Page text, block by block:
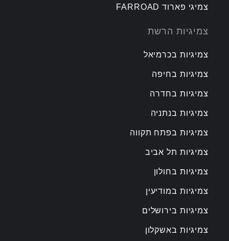
צמיגי פארוד FARROAD
צמיגיות הרשת
צמיגיות בכרמיאל
צמיגיות בחיפה
צמיגיות בחדרה
צמיגיות בנתניה
צמיגיות בפתח תקווה
צמיגיות תל אביב
צמיגיות בחולון
צמיגיות במודיעין
צמיגיות בירושלים
צמיגיות באשקלון